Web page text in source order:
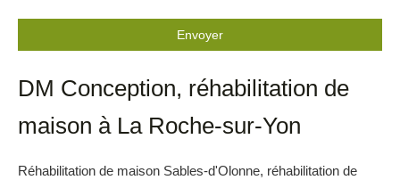
Envoyer
DM Conception, réhabilitation de
maison à La Roche-sur-Yon
Réhabilitation de maison Sables-d'Olonne, réhabilitation de